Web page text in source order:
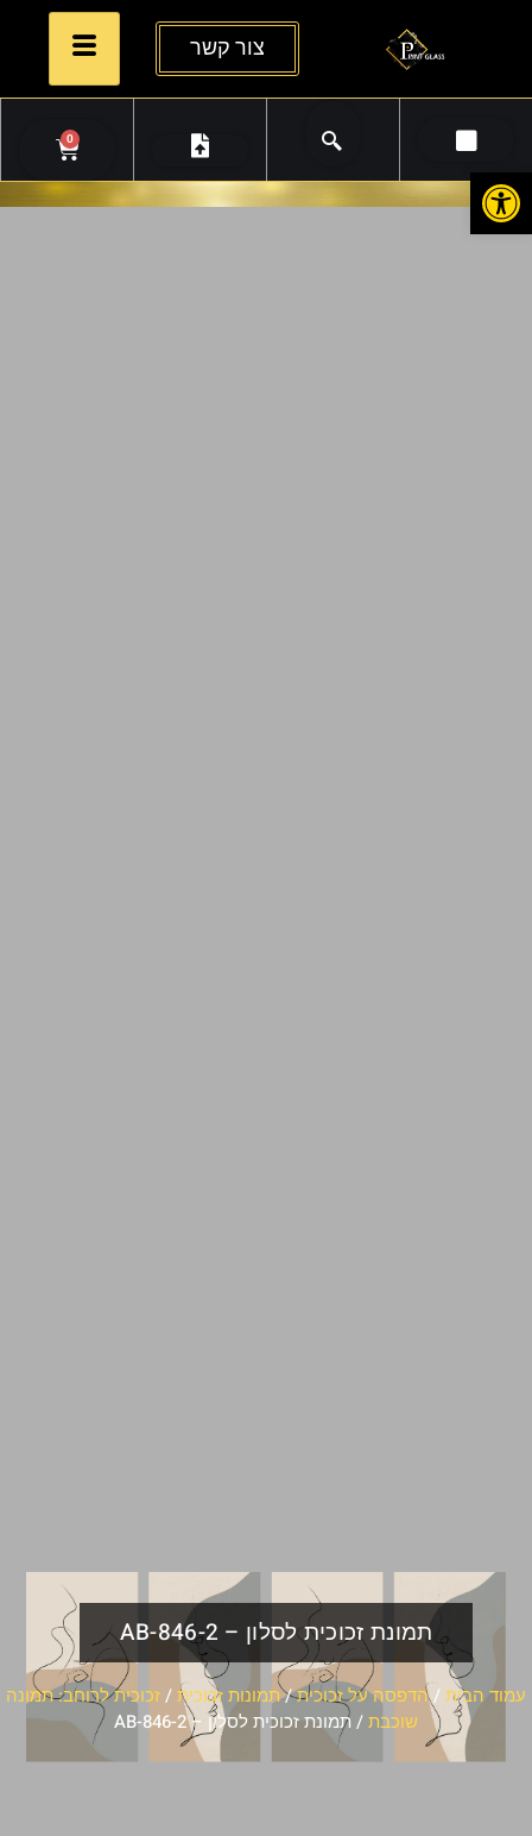
צור קשר
0
תמונת זכוכית לסלון – AB-846-2
עמוד הבית /הדפסה על זכוכית/תמונות זכוכית/זכוכית לרוחב: תמונה
שוכבת/ תמונת זכוכית לסלון – AB-846-2
פתח סרגל נגישות